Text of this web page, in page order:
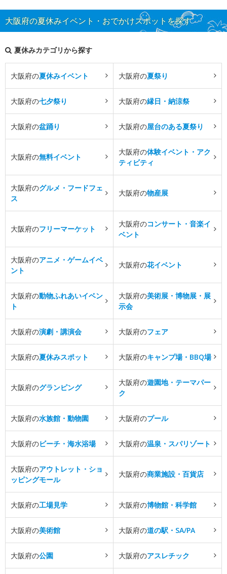
大阪府の夏休みイベント・おでかけスポットを探す
夏休みカテゴリから探す
大阪府の夏休みイベント 大阪府の夏祭り
大阪府の七夕祭り 大阪府の縁日・納涼祭
大阪府の盆踊り 大阪府の屋台のある夏祭り
大阪府の無料イベント
大阪府の体験イベント・アク
ティビティ
大阪府のグルメ・フードフェ
ス
大阪府の物産展
大阪府のフリーマーケット
大阪府のコンサート・音楽イ
ベント
大阪府のアニメ・ゲームイベ
ント
大阪府の花イベント
大阪府の動物ふれあいイベン
ト
大阪府の美術展・博物展・展
示会
大阪府の演劇・講演会 大阪府のフェア
大阪府の夏休みスポット 大阪府のキャンプ場・BBQ場
大阪府のグランピング
大阪府の遊園地・テーマパー
ク
大阪府の水族館・動物園 大阪府のプール
大阪府のビーチ・海水浴場 大阪府の温泉・スパリゾート
大阪府のアウトレット・ショ
ッピングモール
大阪府の商業施設・百貨店
大阪府の工場見学 大阪府の博物館・科学館
大阪府の美術館 大阪府の道の駅・SA/PA
大阪府の公園 大阪府のアスレチック